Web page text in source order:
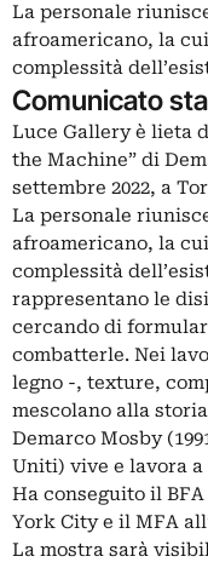
La personale
afroamericano, la
complessità
Comunicato
Luce Gallery è lieta
the Machine” di
settembre 2022, a
La personale
afroamericano, la
complessità
rappresentano le
cercando di
combatterle. Nei
legno -, texture,
mescolano alla
Demarco Mosby
Uniti) vive e lavora a
Ha conseguito il
York City e il MFA
La mostra sarà